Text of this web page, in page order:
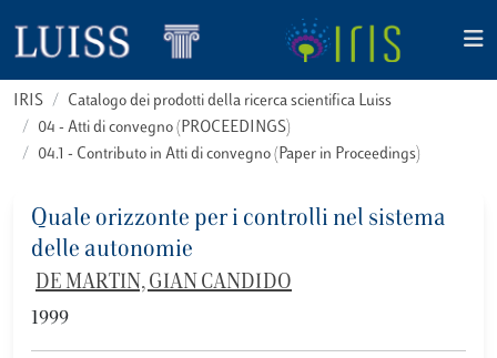
IRIS
Catalogo dei prodotti della ricerca scientifica Luiss
04 - Atti di convegno (PROCEEDINGS)
04.1 - Contributo in Atti di convegno (Paper in Proceedings)
Quale orizzonte per i controlli nel sistema
delle autonomie
DE MARTIN, GIAN CANDIDO
1999